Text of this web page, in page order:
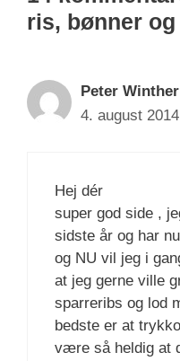
ris, bønner
Peter Winther
4. august
Hej dér
super god side ,
sidste år og har
og NU vil jeg i
at jeg gerne ville
sparreribs og lod
bedste er at
være så heldig at